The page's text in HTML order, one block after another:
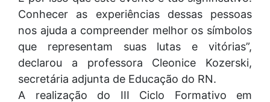
Conhecer as experiências dessas pessoas
nos ajuda a compreender melhor os símbolos
que representam suas lutas e vitórias”,
declarou a professora Cleonice Kozerski,
secretária adjunta de Educação do RN.
A realização do III Ciclo Formativo em